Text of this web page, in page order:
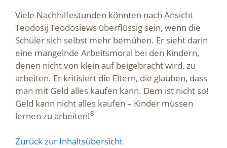
Viele Nachhilfestunden könnten nach Ansicht
Teodosij Teodosiews überflüssig sein, wenn die
Schüler sich selbst mehr bemühen. Er sieht darin
eine mangelnde Arbeitsmoral bei den Kindern,
denen nicht von klein auf beigebracht wird, zu
arbeiten. Er kritisiert die Eltern, die glauben, dass
man mit Geld alles kaufen kann. Dem ist nicht so!
Geld kann nicht alles kaufen – Kinder müssen
lernen zu arbeiten!8
Zurück zur Inhaltsübersicht